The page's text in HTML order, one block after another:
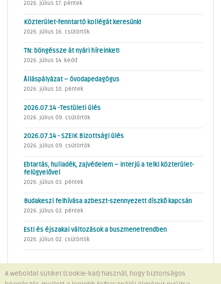
2026. július 17. péntek
Közterület-fenntartó kollégát keresünk!
2026. július 16. csütörtök
TN: böngéssze át nyári híreinket!
2026. július 14. kedd
Álláspályázat – óvodapedagógus
2026. július 10. péntek
2026.07.14 -Testületi ülés
2026. július 09. csütörtök
2026.07.14 - SZEIK Bizottsági ülés
2026. július 09. csütörtök
Ebtartás, hulladék, zajvédelem – interjú a telki közterület-
felügyelővel
2026. július 03. péntek
Budakeszi felhívása azbeszt-szennyezett díszkő kapcsán
2026. július 03. péntek
Esti és éjszakai változások a buszmenetrendben
2026. július 02. csütörtök
A weboldal sütiket (cookie-kat) használ, hogy biztonságos